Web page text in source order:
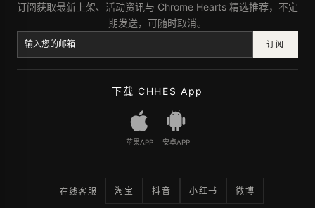
订阅获取最新上架、活动资讯与 Chrome Hearts 精选推荐，不定
期发送，可随时取消。
订阅
下载 CHHES App
苹果APP 安卓APP
在线客服 淘宝 抖音 小红书 微博